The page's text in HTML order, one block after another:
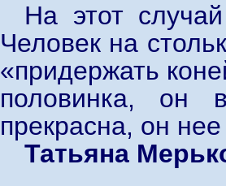
На этот
Человек на
«придержать
половинка, он
прекрасна, он
Татьяна